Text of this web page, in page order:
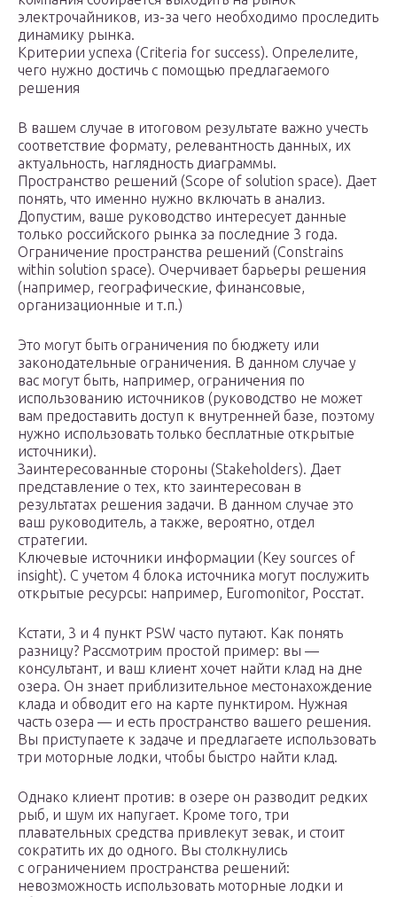
электрочайников, из-за чего необходимо проследить
динамику рынка.
Критерии успеха (Criteria for success). Опрелелите,
чего нужно достичь с помощью предлагаемого
решения
В вашем случае в итоговом результате важно учесть
соответствие формату, релевантность данных, их
актуальность, наглядность диаграммы.
Пространство решений (Scope of solution space). Дает
понять, что именно нужно включать в анализ.
Допустим, ваше руководство интересует данные
только российского рынка за последние 3 года.
Ограничение пространства решений (Constrains
within solution space). Очерчивает барьеры решения
(например, географические, финансовые,
организационные и т.п.)
Это могут быть ограничения по бюджету или
законодательные ограничения. В данном случае у
вас могут быть, например, ограничения по
использованию источников (руководство не может
вам предоставить доступ к внутренней базе, поэтому
нужно использовать только бесплатные открытые
источники).
Заинтересованные стороны (Stakeholders). Дает
представление о тех, кто заинтересован в
результатах решения задачи. В данном случае это
ваш руководитель, а также, вероятно, отдел
стратегии.
Ключевые источники информации (Key sources of
insight). С учетом 4 блока источника могут послужить
открытые ресурсы: например, Euromonitor, Росстат.
Кстати, 3 и 4 пункт PSW часто путают. Как понять
разницу? Рассмотрим простой пример: вы —
консультант, и ваш клиент хочет найти клад на дне
озера. Он знает приблизительное местонахождение
клада и обводит его на карте пунктиром. Нужная
часть озера — и есть пространство вашего решения.
Вы приступаете к задаче и предлагаете использовать
три моторные лодки, чтобы быстро найти клад.
Однако клиент против: в озере он разводит редких
рыб, и шум их напугает. Кроме того, три
плавательных средства привлекут зевак, и стоит
сократить их до одного. Вы столкнулись
с ограничением пространства решений:
невозможность использовать моторные лодки и